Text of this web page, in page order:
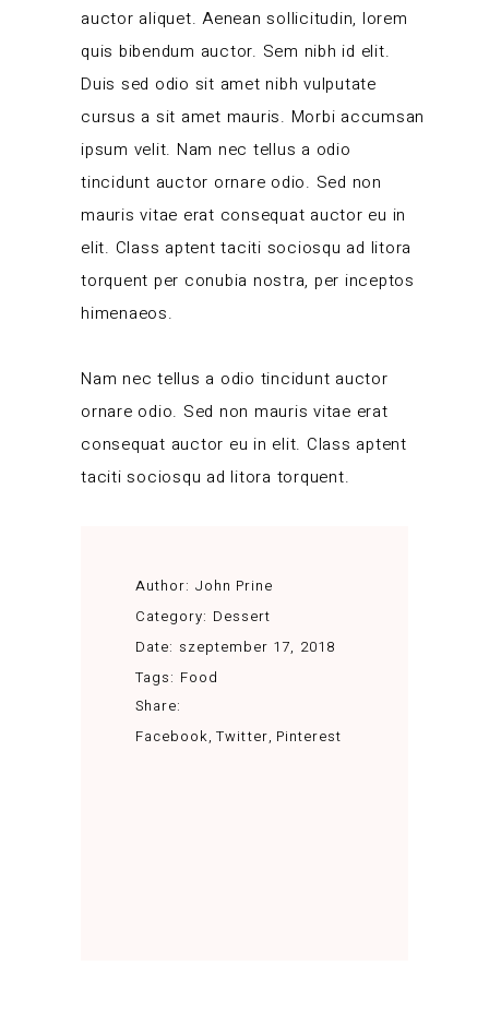
auctor aliquet. Aenean sollicitudin, lorem
quis bibendum auctor. Sem nibh id elit.
Duis sed odio sit amet nibh vulputate
cursus a sit amet mauris. Morbi accumsan
ipsum velit. Nam nec tellus a odio
tincidunt auctor ornare odio. Sed non
mauris vitae erat consequat auctor eu in
elit. Class aptent taciti sociosqu ad litora
torquent per conubia nostra, per inceptos
himenaeos.
Nam nec tellus a odio tincidunt auctor
ornare odio. Sed non mauris vitae erat
consequat auctor eu in elit. Class aptent
taciti sociosqu ad litora torquent.
Author: John Prine
Category: Dessert
Date: szeptember 17, 2018
Tags: Food
Share:
Facebook Twitter Pinterest